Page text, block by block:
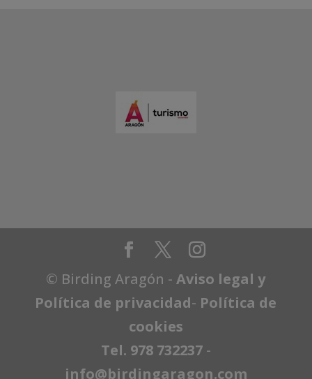
© Birding Aragón -Aviso legal y
Política de privacidad- Política de
cookies
Tel. 978 732237 -
info@birdingaragon.com